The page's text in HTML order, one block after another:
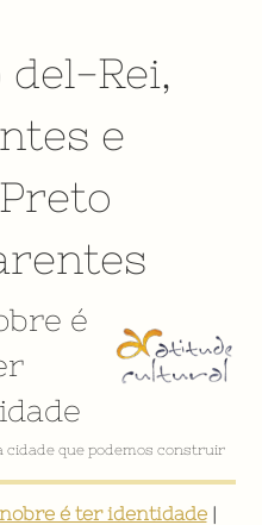
del-Rei,
e
é
é ter identidade|